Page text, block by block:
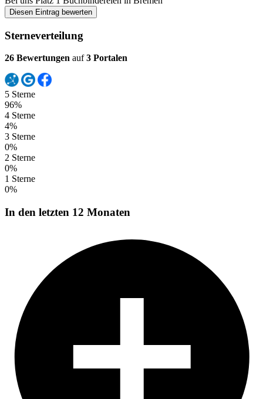
Diesen Eintrag bewerten
Sterneverteilung
26 Bewertungen auf3 Portalen
5 Sterne
96%
4 Sterne
4%
3 Sterne
0%
2 Sterne
0%
1 Sterne
0%
In den letzten 12 Monaten